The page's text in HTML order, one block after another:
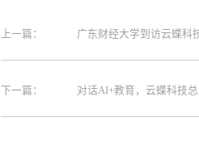
上一篇： 广东财经大学到访云蝶科
下一篇： 对话AI+教育，云蝶科技